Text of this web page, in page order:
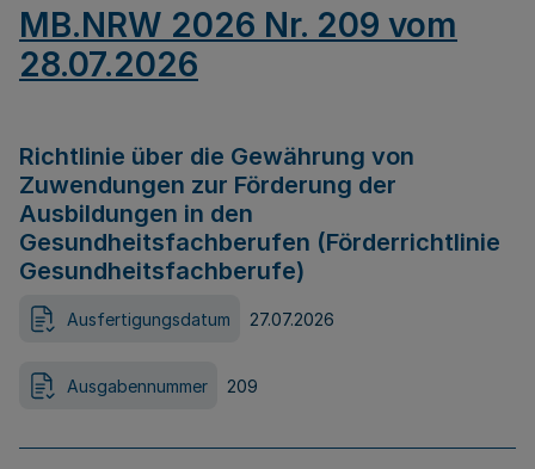
MB.NRW 2026 Nr. 209 vom
28.07.2026
Richtlinie über die Gewährung von
Zuwendungen zur Förderung der
Ausbildungen in den
Gesundheitsfachberufen (Förderrichtlinie
Gesundheitsfachberufe)
Ausfertigungsdatum 27.07.2026
Ausgabennummer 209